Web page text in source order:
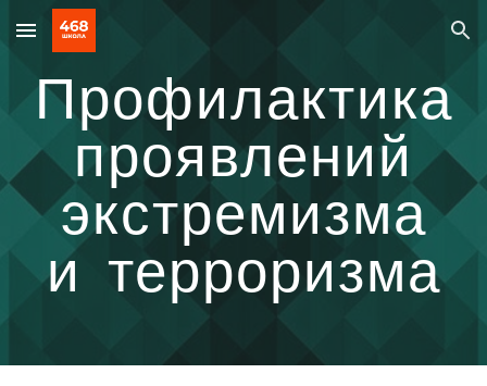
Skip to main content Skip to navigation
Профилактика
проявлений
экстремизма
и терроризма